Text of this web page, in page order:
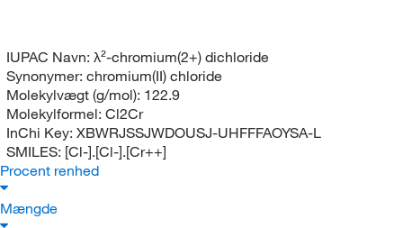
IUPAC Navn: λ²-chromium(2+) dichloride
Synonymer: chromium(II) chloride
Molekylvægt (g/mol): 122.9
Molekylformel: Cl2Cr
InChi Key: XBWRJSSJWDOUSJ-UHFFFAOYSA-L
SMILES: [Cl-].[Cl-].[Cr++]
Procent renhed
Mængde